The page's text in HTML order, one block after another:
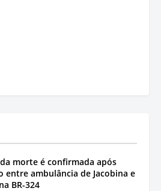
morte é confirmada após
entre ambulância de Jacobina e
BR-324